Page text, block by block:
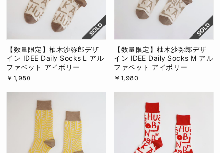
【数量限定】柚木沙弥郎デザ
イン IDEE Daily Socks L アル
ファベット アイボリー
￥1,980
【数量限定】柚木沙弥郎デザ
イン IDEE Daily Socks M アル
ファベット アイボリー
￥1,980